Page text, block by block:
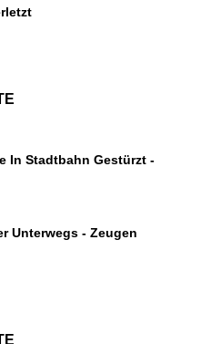
In Stadtbahn Gestürzt -
Unterwegs - Zeugen